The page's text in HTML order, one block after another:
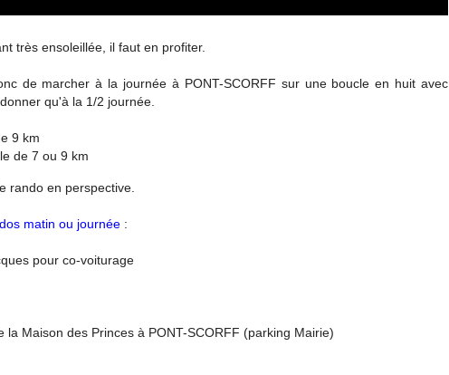
très ensoleillée, il faut en profiter.
de marcher à la journée à PONT-SCORFF sur une boucle en huit avec
qu'à la 1/2 journée.
9 km
de 7 ou 9 km
rando en perspective.
matin ou journée :
pour co-voiturage
la Maison des Princes à PONT-SCORFF (parking Mairie)